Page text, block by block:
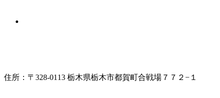
住所：〒328-0113 栃木県栃木市都賀町合戦場７７２−１